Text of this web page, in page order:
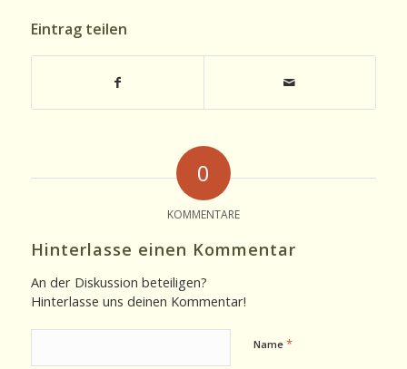
Eintrag teilen
0
KOMMENTARE
Hinterlasse einen Kommentar
An der Diskussion beteiligen?
Hinterlasse uns deinen Kommentar!
Name *